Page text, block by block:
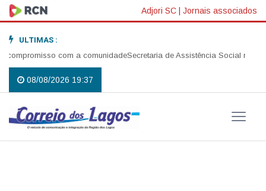
Adjori SC | Jornais associados
ULTIMAS :
com a comunidadeSecretaria de Assistência Social realiza
08/08/2026 19:37